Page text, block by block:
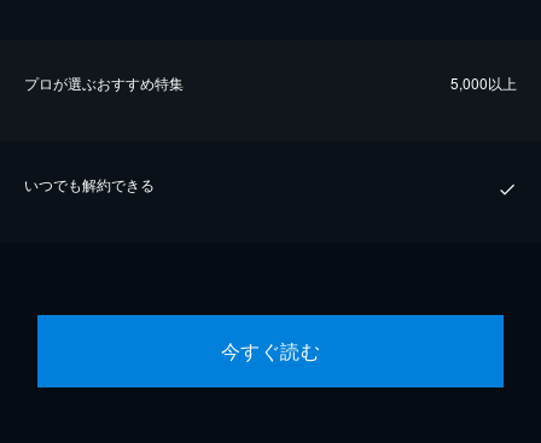
プロが選ぶおすすめ特集 5,000以上
いつでも解約できる
今すぐ読む